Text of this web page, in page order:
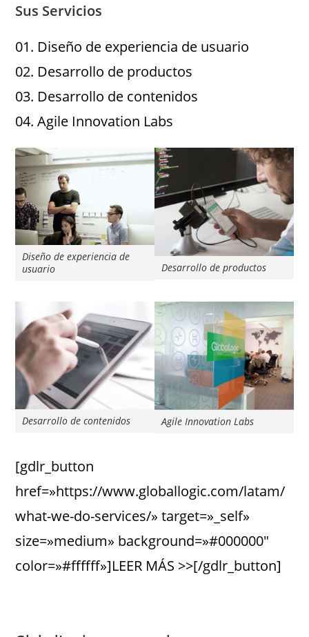
Sus Servicios
01. Diseño de experiencia de usuario
02. Desarrollo de productos
03. Desarrollo de contenidos
04. Agile Innovation Labs
Diseño de experiencia de
usuario
Desarrollo de productos
Desarrollo de contenidos Agile Innovation Labs
[gdlr_button
href=»https://www.globallogic.com/latam/
what-we-do-services/» target=»_self»
size=»medium» background=»#000000″
color=»#ffffff»]LEER MÁS >>[/gdlr_button]